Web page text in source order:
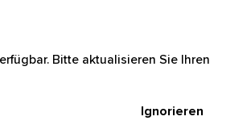
Bitte aktualisieren Sie Ihren
Ignorieren